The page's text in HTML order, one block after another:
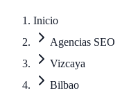
Inicio
Agencias SEO
Vizcaya
Bilbao